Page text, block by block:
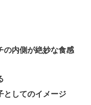
の内側が絶妙な食感
としてのイメージ